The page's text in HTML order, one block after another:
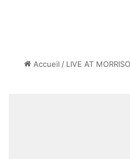
Accueil / LIVE AT